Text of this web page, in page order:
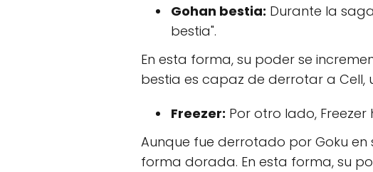
Gohan bestia: Durante la
bestia".
En esta forma, su poder se
bestia es capaz de derrotar a Cell,
Freezer: Por otro lado,
Aunque fue derrotado por Goku en
forma dorada. En esta forma, su